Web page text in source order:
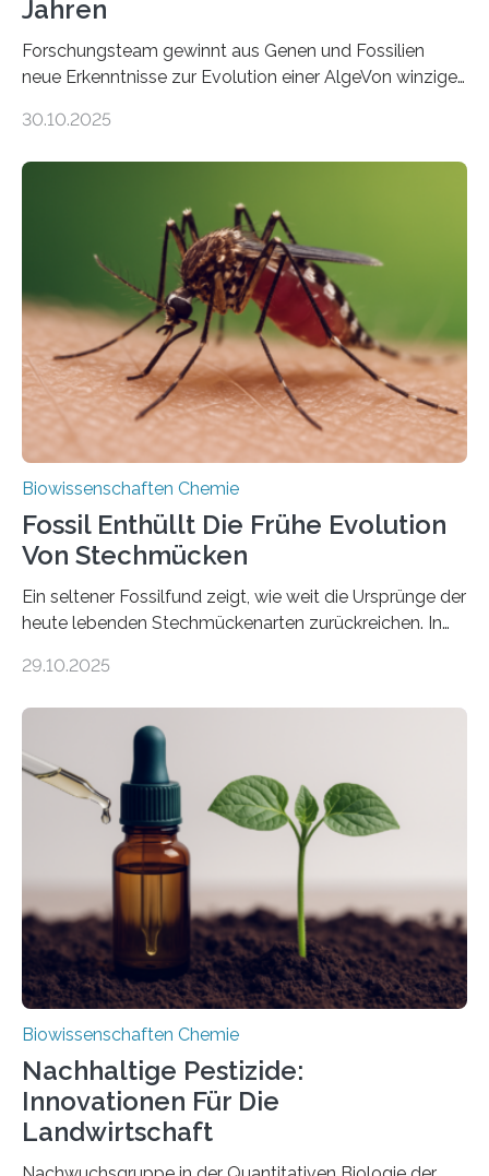
Jahren
Forschungsteam gewinnt aus Genen und Fossilien
neue Erkenntnisse zur Evolution einer AlgeVon winzigen
Landpflanzen zählen zu den komplexesten
Grünalgen, die vor Hunderten von Millionen Jahren
lebten. Unter den Vorfahren sticht eine Gruppe heraus,
die noch heute in der Natur vorkommt: die
Süßwasseralge Coleochaetophyceae. Einige Arten
dieser Gruppe bilden aus Zellfäden dichte Geflechte
mit scheibenförmiger Gestalt. Was auffällig ist: Die
nächsten…
30.10.2025
Biowissenschaften Chemie
Fossil Enthüllt Die Frühe Evolution
Von Stechmücken
Ein seltener Fossilfund zeigt, wie weit die Ursprünge der
heute lebenden Stechmückenarten zurückreichen. In
Forschende die bisher älteste bekannte Stechmücken-
Region Kachin in Myanmar und hat sich in
ausgezeichnetem Zustand erhalten. Es konnte als neue
Art einer neuen Gattung beschrieben werden und trägt
nun den Namen Cretosabethes primaevus. Dieser erste
fossile Nachweis einer Stechmückenlarve in Bernstein
stellt gleichzeitig den ersten Fossilfund einer
Mückenlarve aus dem Mesozoikum dar, denn…
29.10.2025
Biowissenschaften Chemie
Nachhaltige Pestizide:
Innovationen Für Die
Landwirtschaft